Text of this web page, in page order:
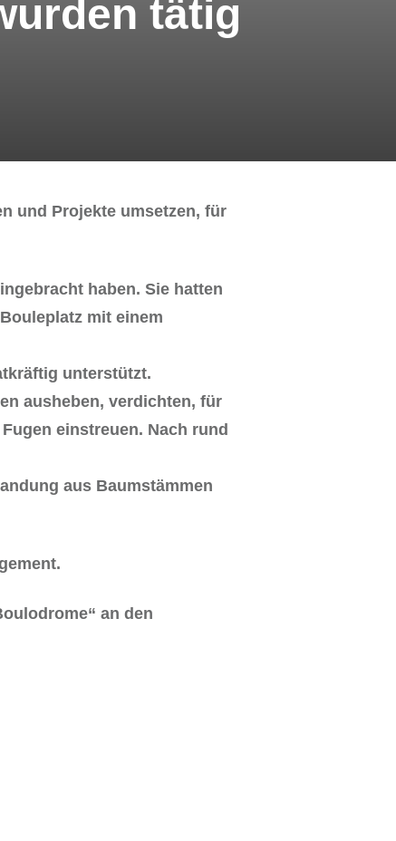
tätig
und Projekte umsetzen, für
haben. Sie hatten
mit einem
unterstützt.
ausheben, verdichten, für
einstreuen. Nach rund
aus Baumstämmen
an den